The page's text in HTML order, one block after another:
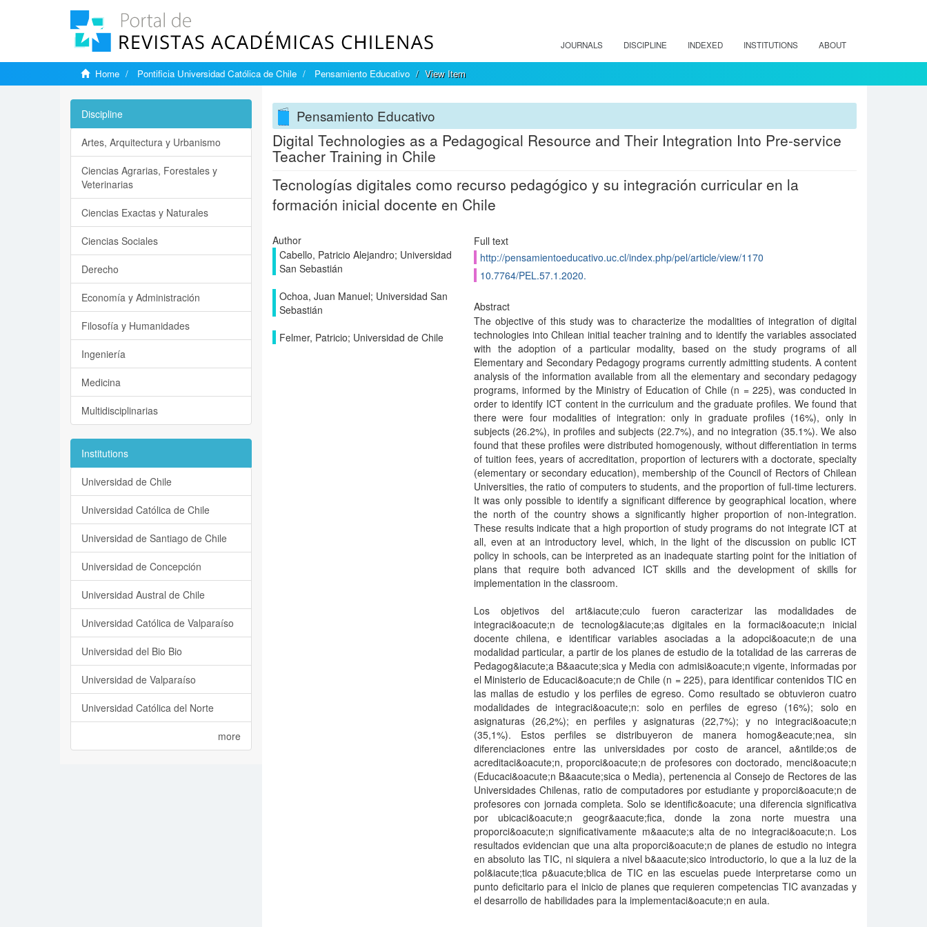
JOURNALS DISCIPLINE INDEXED INSTITUTIONS ABOUT
Home Pontificia Universidad Católica de Chile Pensamiento Educativo View Item
Pensamiento Educativo
Digital Technologies as a Pedagogical Resource and Their Integration Into Pre-service
Teacher Training in Chile
Tecnologías digitales como recurso pedagógico y su integración curricular en la
formación inicial docente en Chile
Author
Cabello, Patricio Alejandro; Universidad
San Sebastián
Ochoa, Juan Manuel; Universidad San
Sebastián
Felmer, Patricio; Universidad de Chile
Full text
http://pensamientoeducativo.uc.cl/index.php/pel/article/view/1170
10.7764/PEL.57.1.2020.
Abstract
The objective of this study was to characterize the modalities of integration of digital
technologies into Chilean initial teacher training and to identify the variables associated
with the adoption of a particular modality, based on the study programs of all
Elementary and Secondary Pedagogy programs currently admitting students. A content
analysis of the information available from all the elementary and secondary pedagogy
programs, informed by the Ministry of Education of Chile (n = 225), was conducted in
order to identify ICT content in the curriculum and the graduate profiles. We found that
there were four modalities of integration: only in graduate profiles (16%), only in
subjects (26.2%), in profiles and subjects (22.7%), and no integration (35.1%). We also
found that these profiles were distributed homogenously, without differentiation in terms
of tuition fees, years of accreditation, proportion of lecturers with a doctorate, specialty
(elementary or secondary education), membership of the Council of Rectors of Chilean
Universities, the ratio of computers to students, and the proportion of full-time lecturers.
It was only possible to identify a significant difference by geographical location, where
the north of the country shows a significantly higher proportion of non-integration.
These results indicate that a high proportion of study programs do not integrate ICT at
all, even at an introductory level, which, in the light of the discussion on public ICT
policy in schools, can be interpreted as an inadequate starting point for the initiation of
plans that require both advanced ICT skills and the development of skills for
implementation in the classroom.
Los objetivos del art&iacute;culo fueron caracterizar las modalidades de
integraci&oacute;n de tecnolog&iacute;as digitales en la formaci&oacute;n inicial
docente chilena, e identificar variables asociadas a la adopci&oacute;n de una
modalidad particular, a partir de los planes de estudio de la totalidad de las carreras de
Pedagog&iacute;a B&aacute;sica y Media con admisi&oacute;n vigente, informadas por
el Ministerio de Educaci&oacute;n de Chile (n = 225), para identificar contenidos TIC en
las mallas de estudio y los perfiles de egreso. Como resultado se obtuvieron cuatro
modalidades de integraci&oacute;n: solo en perfiles de egreso (16%); solo en
asignaturas (26,2%); en perfiles y asignaturas (22,7%); y no integraci&oacute;n
(35,1%). Estos perfiles se distribuyeron de manera homog&eacute;nea, sin
diferenciaciones entre las universidades por costo de arancel, a&ntilde;os de
acreditaci&oacute;n, proporci&oacute;n de profesores con doctorado, menci&oacute;n
(Educaci&oacute;n B&aacute;sica o Media), pertenencia al Consejo de Rectores de las
Universidades Chilenas, ratio de computadores por estudiante y proporci&oacute;n de
profesores con jornada completa. Solo se identific&oacute; una diferencia significativa
por ubicaci&oacute;n geogr&aacute;fica, donde la zona norte muestra una
proporci&oacute;n significativamente m&aacute;s alta de no integraci&oacute;n. Los
resultados evidencian que una alta proporci&oacute;n de planes de estudio no integra
en absoluto las TIC, ni siquiera a nivel b&aacute;sico introductorio, lo que a la luz de la
pol&iacute;tica p&uacute;blica de TIC en las escuelas puede interpretarse como un
punto deficitario para el inicio de planes que requieren competencias TIC avanzadas y
el desarrollo de habilidades para la implementaci&oacute;n en aula.
Discipline
Artes, Arquitectura y Urbanismo
Ciencias Agrarias, Forestales y
Veterinarias
Ciencias Exactas y Naturales
Ciencias Sociales
Derecho
Economía y Administración
Filosofía y Humanidades
Ingeniería
Medicina
Multidisciplinarias
Institutions
Universidad de Chile
Universidad Católica de Chile
Universidad de Santiago de Chile
Universidad de Concepción
Universidad Austral de Chile
Universidad Católica de Valparaíso
Universidad del Bio Bio
Universidad de Valparaíso
Universidad Católica del Norte
more